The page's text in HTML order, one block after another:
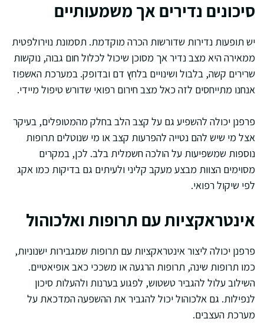
סיכונים נדירים אך משמעותיים
יש תופעות נדירות שדורשות הכרה מוקדמת. תסמונת נוירולפטית
ממאירה היא מצב נדיר אך מסוכן שיכול לכלול חום גבוה, נוקשות
שרירים קשה, בלבול ושינויים בלחץ דם ובדופק. במערכת האשפוז
אנחנו מתייחסים לזה כאל מצב חירום רפואי שדורש טיפול מיידי.
פרפנן יכולה להשפיע גם על קצב הלב בחלק מהמטופלים, בעיקר
אצל מי שיש להם נטייה להפרעות קצב או מי שנוטלים תרופות
נוספות שמשפיעות על הולכה חשמלית בלב. לכן, במקרים
מסוימים הצוות מבצע מעקב קליני ולעיתים גם בדיקות כמו אקג
לפי שיקול רפואי.
אינטראקציות עם תרופות ואלכוהול
פרפנן יכולה ליצור אינטראקציות עם תרופות שמגבירות ישנוניות,
כמו תרופות שינה, תרופות הרגעה או משככי כאב אופיאטיים.
השילוב עלול להגביר טשטוש, לפגוע בערנות ולהעלות סיכון
לנפילות. גם אלכוהול יכול להגביר את ההשפעה המדכאת על
מערכת העצבים.